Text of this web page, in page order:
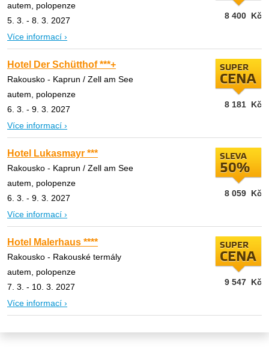
autem, polopenze
5. 3. - 8. 3. 2027
Více informací ›
8 400 Kč
Hotel Der Schütthof ***+
Rakousko - Kaprun / Zell am See
autem, polopenze
6. 3. - 9. 3. 2027
Více informací ›
SUPER
CENA
8 181 Kč
Hotel Lukasmayr ***
Rakousko - Kaprun / Zell am See
autem, polopenze
6. 3. - 9. 3. 2027
Více informací ›
SLEVA
50%
8 059 Kč
Hotel Malerhaus ****
Rakousko - Rakouské termály
autem, polopenze
7. 3. - 10. 3. 2027
Více informací ›
SUPER
CENA
9 547 Kč